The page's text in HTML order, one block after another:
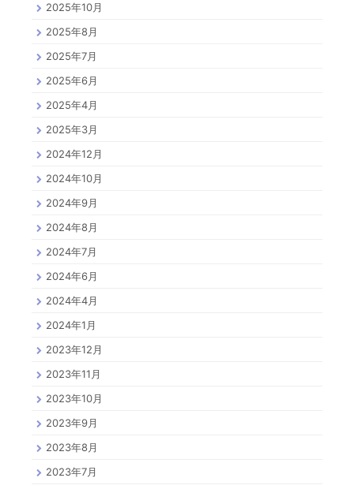
2025年10月
2025年8月
2025年7月
2025年6月
2025年4月
2025年3月
2024年12月
2024年10月
2024年9月
2024年8月
2024年7月
2024年6月
2024年4月
2024年1月
2023年12月
2023年11月
2023年10月
2023年9月
2023年8月
2023年7月